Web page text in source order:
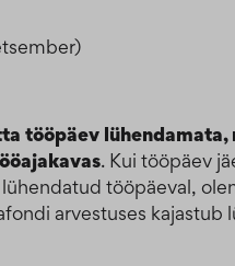
tööpäev
. Kui tööpäev
tööpäeval,
arvestuses